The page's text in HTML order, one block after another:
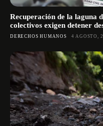
Recuperación de la laguna
colectivos exigen detener
DERECHOS HUMANOS 4 AGOSTO,